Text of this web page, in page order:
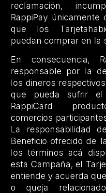
reclamación,
RappiPay únicamente
que los
puedan comprar en la
En consecuencia,
responsable por la
los dineros
que pueda sufrir el
RappiCard
comercios
La responsabilidad
Beneficio ofrecido de
los términos acá
esta Campaña, el
entiende y acuerda
o queja